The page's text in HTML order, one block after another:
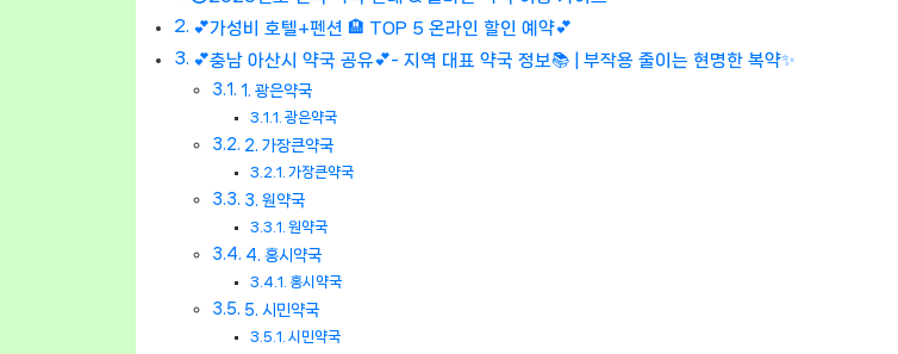
💕가성비 호텔+펜션 🏨 TOP 5 온라인 할인 예약💕
💕충남 아산시 약국 공유💕- 지역 대표 약국 정보📚 | 부작용 줄이는 현명한 복약✨
1. 광은약국
광은약국
2. 가장큰약국
가장큰약국
3. 원약국
원약국
4. 홍시약국
홍시약국
5. 시민약국
시민약국